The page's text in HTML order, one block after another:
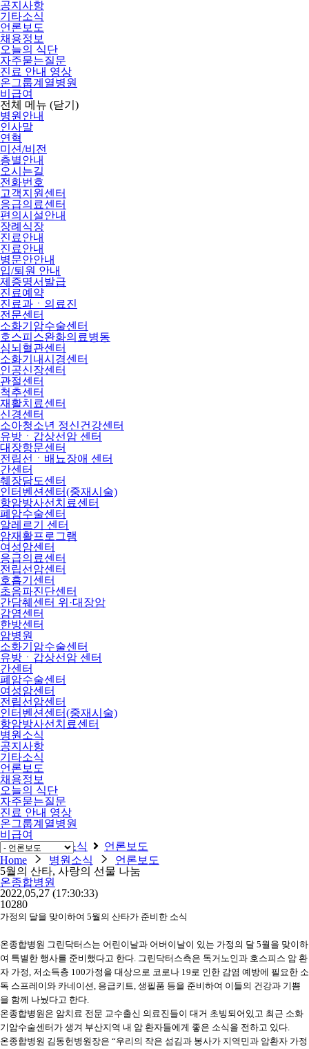
공지사항
기타소식
언론보도
채용정보
오늘의 식단
자주묻는질문
진료 안내 영상
온그룹계열병원
비급여
전체 메뉴 (닫기)
병원안내
인사말
연혁
미션/비전
층별안내
오시는길
전화번호
고객지원센터
응급의료센터
편의시설안내
장례식장
진료안내
진료안내
병문안안내
입/퇴원 안내
제증명서발급
진료예약
진료과ㆍ의료진
전문센터
소화기암수술센터
호스피스완화의료병동
심뇌혈관센터
소화기내시경센터
인공신장센터
관절센터
척추센터
재활치료센터
신경센터
소아청소년 정신건강센터
유방ㆍ갑상선암 센터
대장항문센터
전립선ㆍ배뇨장애 센터
간센터
췌장담도센터
인터벤션센터(중재시술)
항암방사선치료센터
폐암수술센터
알레르기 센터
암재활프로그램
여성암센터
응급의료센터
전립선암센터
호흡기센터
초음파진단센터
간담췌센터 위·대장암
감염센터
한방센터
암병원
소화기암수술센터
유방ㆍ갑상선암 센터
간센터
폐암수술센터
여성암센터
전립선암센터
인터벤션센터(중재시술)
항암방사선치료센터
병원소식
공지사항
기타소식
언론보도
채용정보
오늘의 식단
자주묻는질문
진료 안내 영상
온그룹계열병원
비급여
Home
병원소식
언론보도
Home
병원소식
언론보도
5월의 산타, 사랑의 선물 나눔
온종합병원
2022,05,27 (17:30:33)
10280
가정의 달을 맞이하여 5월의 산타가 준비한 소식
온종합병원 그린닥터스는 어린이날과 어버이날이 있는 가정의 달 5월을 맞이하
여 특별한 행사를 준비했다고 한다. 그린닥터스측은 독거노인과 호스피스 암 환
자 가정, 저소득층 100가정을 대상으로 코로나 19로 인한 감염 예방에 필요한 소
독 스프레이와 카네이션, 응급키트, 생필품 등을 준비하여 이들의 건강과 기쁨
을 함께 나눴다고 한다.
온종합병원은 암치료 전문 교수출신 의료진들이 대거 초빙되어있고 최근 소화
기암수술센터가 생겨 부산지역 내 암 환자들에게 좋은 소식을 전하고 있다.
온종합병원 김동헌병원장은 “우리의 작은 섬김과 봉사가 지역민과 암환자 가정